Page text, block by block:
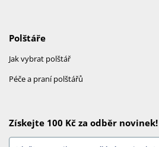
Polštáře
Jak vybrat polštář
Péče a praní polštářů
Získejte 100 Kč za odběr novinek!